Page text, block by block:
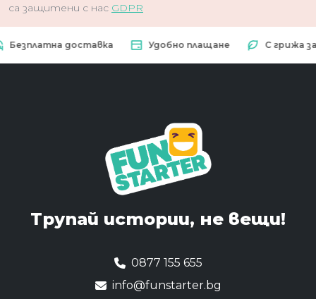
са защитени с нас GDPR
доставка Удобно плащане С грижа за
Трупай истории, не вещи!
0877 155 655
info@funstarter.bg